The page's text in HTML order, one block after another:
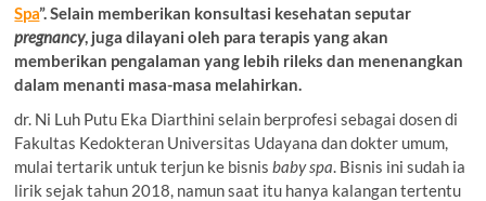
Spa”. Selain memberikan konsultasi kesehatan seputar
pregnancy, juga dilayani oleh para terapis yang akan
memberikan pengalaman yang lebih rileks dan menenangkan
dalam menanti masa-masa melahirkan.
dr. Ni Luh Putu Eka Diarthini selain berprofesi sebagai dosen di
Fakultas Kedokteran Universitas Udayana dan dokter umum,
mulai tertarik untuk terjun ke bisnisbaby spa. Bisnis ini sudah ia
lirik sejak tahun 2018, namun saat itu hanya kalangan tertentu